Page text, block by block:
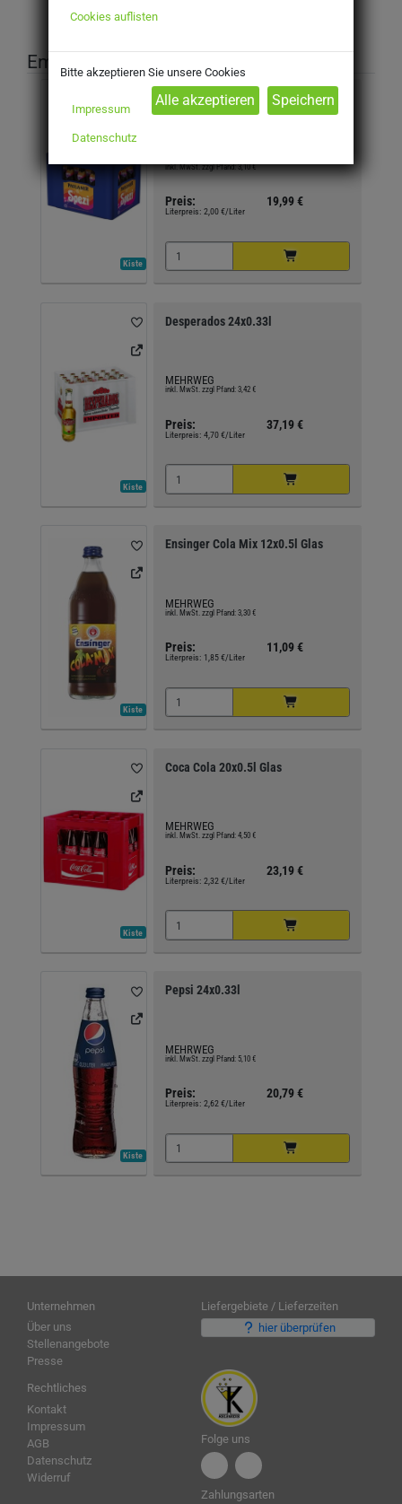
Empfohlene Produkte
Kiste
Paulaner Spezi 20x0,5l Glas
inkl. MwSt. zzgl Pfand: 3,10 €
Preis: 19,99 €
Literpreis: 2,00 €/Liter
Kiste
Desperados 24x0.33l
MEHRWEG
inkl. MwSt. zzgl Pfand: 3,42 €
Preis: 37,19 €
Literpreis: 4,70 €/Liter
Kiste
Ensinger Cola Mix 12x0.5l Glas
MEHRWEG
inkl. MwSt. zzgl Pfand: 3,30 €
Preis: 11,09 €
Literpreis: 1,85 €/Liter
Kiste
Coca Cola 20x0.5l Glas
MEHRWEG
inkl. MwSt. zzgl Pfand: 4,50 €
Preis: 23,19 €
Literpreis: 2,32 €/Liter
Kiste
Pepsi 24x0.33l
MEHRWEG
inkl. MwSt. zzgl Pfand: 5,10 €
Preis: 20,79 €
Literpreis: 2,62 €/Liter
Folge uns
Zahlungsarten
Unternehmen
Über uns
Stellenangebote
Presse
Liefergebiete / Lieferzeiten
hier überprüfen
Rechtliches
Kontakt
Impressum
AGB
Datenschutz
Widerruf
Cookies auflisten
Bitte akzeptieren Sie unsere Cookies
Impressum
Datenschutz